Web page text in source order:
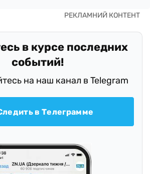
в курсе последних
событий!
на наш канал в Telegram
в Телеграмме